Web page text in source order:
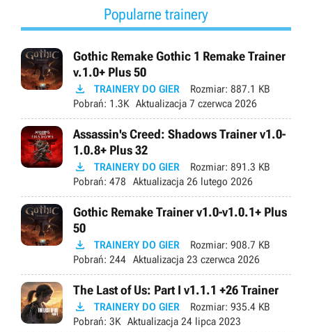
Popularne trainery
Gothic Remake Gothic 1 Remake Trainer
v.1.0+ Plus 50
 TRAINERY DO GIER Rozmiar: 887.1 KB
Pobrań: 1.3K Aktualizacja 7 czerwca 2026
Assassin's Creed: Shadows Trainer v1.0-
1.0.8+ Plus 32
 TRAINERY DO GIER Rozmiar: 891.3 KB
Pobrań: 478 Aktualizacja 26 lutego 2026
Gothic Remake Trainer v1.0-v1.0.1+ Plus
50
 TRAINERY DO GIER Rozmiar: 908.7 KB
Pobrań: 244 Aktualizacja 23 czerwca 2026
The Last of Us: Part I v1.1.1 +26 Trainer
 TRAINERY DO GIER Rozmiar: 935.4 KB
Pobrań: 3K Aktualizacja 24 lipca 2023